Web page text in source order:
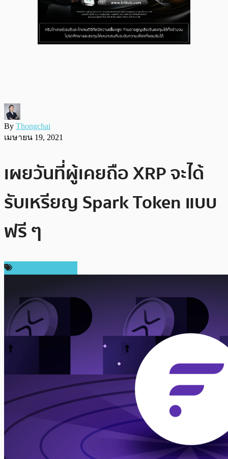
By Thongchai
เมษายน 19, 2021
เผยวันที่ผู้เคยถือ XRP จะได้
รับเหรียญ Spark Token แบบ
ฟรี ๆ